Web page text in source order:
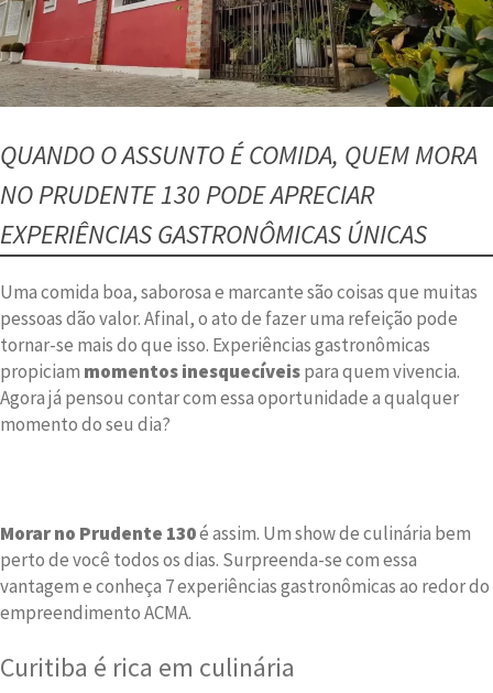
QUANDO O ASSUNTO É COMIDA, QUEM MORA
NO PRUDENTE 130 PODE APRECIAR
EXPERIÊNCIAS GASTRONÔMICAS ÚNICAS
Uma comida boa, saborosa e marcante são coisas que muitas
pessoas dão valor. Afinal, o ato de fazer uma refeição pode
tornar-se mais do que isso. Experiências gastronômicas
propiciam momentos inesquecíveispara quem vivencia.
Agora já pensou contar com essa oportunidade a qualquer
momento do seu dia?
Morar no Prudente 130é assim. Um show de culinária bem
perto de você todos os dias. Surpreenda-se com essa
vantagem e conheça 7 experiências gastronômicas ao redor do
empreendimento ACMA.
Curitiba é rica em culinária